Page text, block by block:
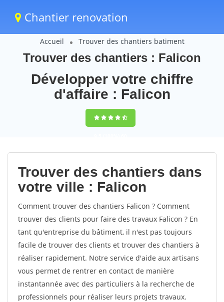
Chantier renovation
Accueil Trouver des chantiers batiment
Trouver des chantiers : Falicon
Développer votre chiffre
d'affaire : Falicon
9,5(100%)60
votes
Trouver des chantiers dans
votre ville : Falicon
Comment trouver des chantiers Falicon ? Comment
trouver des clients pour faire des travaux Falicon ? En
tant qu'entreprise du bâtiment, il n'est pas toujours
facile de trouver des clients et trouver des chantiers à
réaliser rapidement. Notre service d'aide aux artisans
vous permet de rentrer en contact de manière
instantannée avec des particuliers à la recherche de
professionnels pour réaliser leurs projets travaux.